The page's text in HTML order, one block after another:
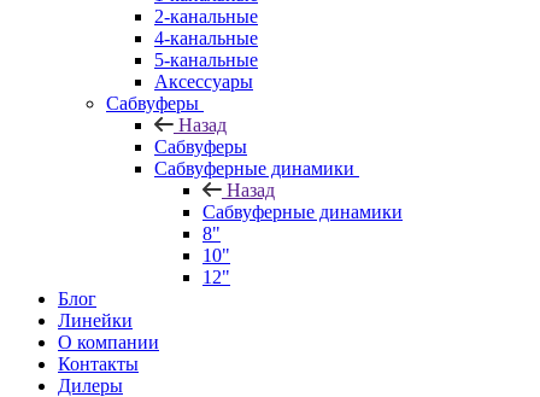
2-канальные
4-канальные
5-канальные
Аксессуары
Сабвуферы
Назад
Сабвуферы
Сабвуферные динамики
Назад
Сабвуферные динамики
8"
10"
12"
Блог
Линейки
О компании
Контакты
Дилеры